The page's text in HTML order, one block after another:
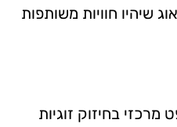
שיהיו חוויות משותפות
בחיזוק זוגיות